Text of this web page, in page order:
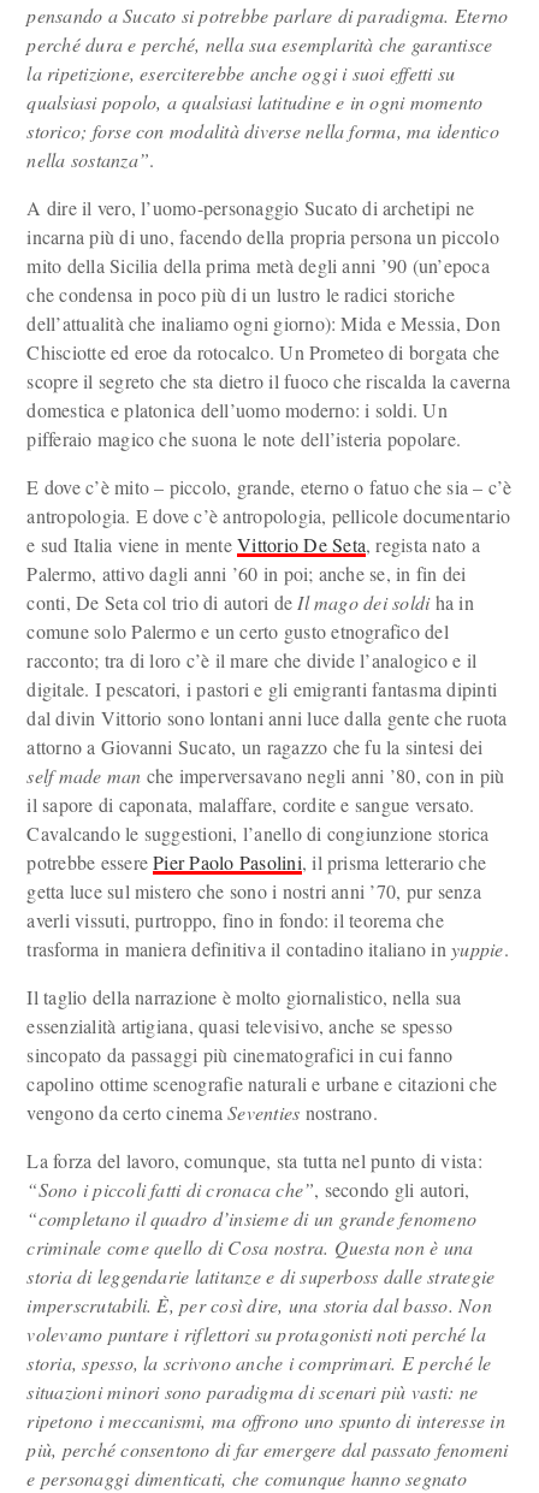
pensando a Sucato si potrebbe parlare di paradigma. Eterno
perché dura e perché, nella sua esemplarità che garantisce
la ripetizione, eserciterebbe anche oggi i suoi effetti su
qualsiasi popolo, a qualsiasi latitudine e in ogni momento
storico; forse con modalità diverse nella forma, ma identico
nella sostanza”.
A dire il vero, l’uomo-personaggio Sucato di archetipi ne
incarna più di uno, facendo della propria persona un piccolo
mito della Sicilia della prima metà degli anni ’90 (un’epoca
che condensa in poco più di un lustro le radici storiche
dell’attualità che inaliamo ogni giorno): Mida e Messia, Don
Chisciotte ed eroe da rotocalco. Un Prometeo di borgata che
scopre il segreto che sta dietro il fuoco che riscalda la caverna
domestica e platonica dell’uomo moderno: i soldi. Un
pifferaio magico che suona le note dell’isteria popolare.
E dove c’è mito – piccolo, grande, eterno o fatuo che sia – c’è
antropologia. E dove c’è antropologia, pellicole documentario
e sud Italia viene in menteVittorio De Seta, regista nato a
Palermo, attivo dagli anni ’60 in poi; anche se, in fin dei
conti, De Seta col trio di autori de Il mago dei soldiha in
comune solo Palermo e un certo gusto etnografico del
racconto; tra di loro c’è il mare che divide l’analogico e il
digitale. I pescatori, i pastori e gli emigranti fantasma dipinti
dal divin Vittorio sono lontani anni luce dalla gente che ruota
attorno a Giovanni Sucato, un ragazzo che fu la sintesi dei
self made man che imperversavano negli anni ’80, con in più
il sapore di caponata, malaffare, cordite e sangue versato.
Cavalcando le suggestioni, l’anello di congiunzione storica
potrebbe esserePier Paolo Pasolini, il prisma letterario che
getta luce sul mistero che sono i nostri anni ’70, pur senza
averli vissuti, purtroppo, fino in fondo: il teorema che
trasforma in maniera definitiva il contadino italiano inyuppie.
Il taglio della narrazione è molto giornalistico, nella sua
essenzialità artigiana, quasi televisivo, anche se spesso
sincopato da passaggi più cinematografici in cui fanno
capolino ottime scenografie naturali e urbane e citazioni che
vengono da certo cinemaSeventies nostrano.
La forza del lavoro, comunque, sta tutta nel punto di vista:
“Sono i piccoli fatti di cronaca che”, secondo gli autori,
“completano il quadro d’insieme di un grande fenomeno
criminale come quello di Cosa nostra. Questa non è una
storia di leggendarie latitanze e di superboss dalle strategie
imperscrutabili. È, per così dire, una storia dal basso. Non
volevamo puntare i riflettori su protagonisti noti perché la
storia, spesso, la scrivono anche i comprimari. E perché le
situazioni minori sono paradigma di scenari più vasti: ne
ripetono i meccanismi, ma offrono uno spunto di interesse in
più, perché consentono di far emergere dal passato fenomeni
e personaggi dimenticati, che comunque hanno segnato